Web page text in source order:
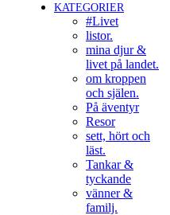
KATEGORIER
#Livet
listor.
mina djur &
livet på landet.
om kroppen
och själen.
På äventyr
Resor
sett, hört och
läst.
Tankar &
tyckande
vänner &
familj.